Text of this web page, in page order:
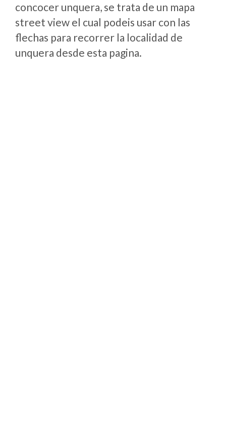
concocer unquera, se trata de un mapa
street view el cual podeis usar con las
flechas para recorrer la localidad de
unquera desde esta pagina.